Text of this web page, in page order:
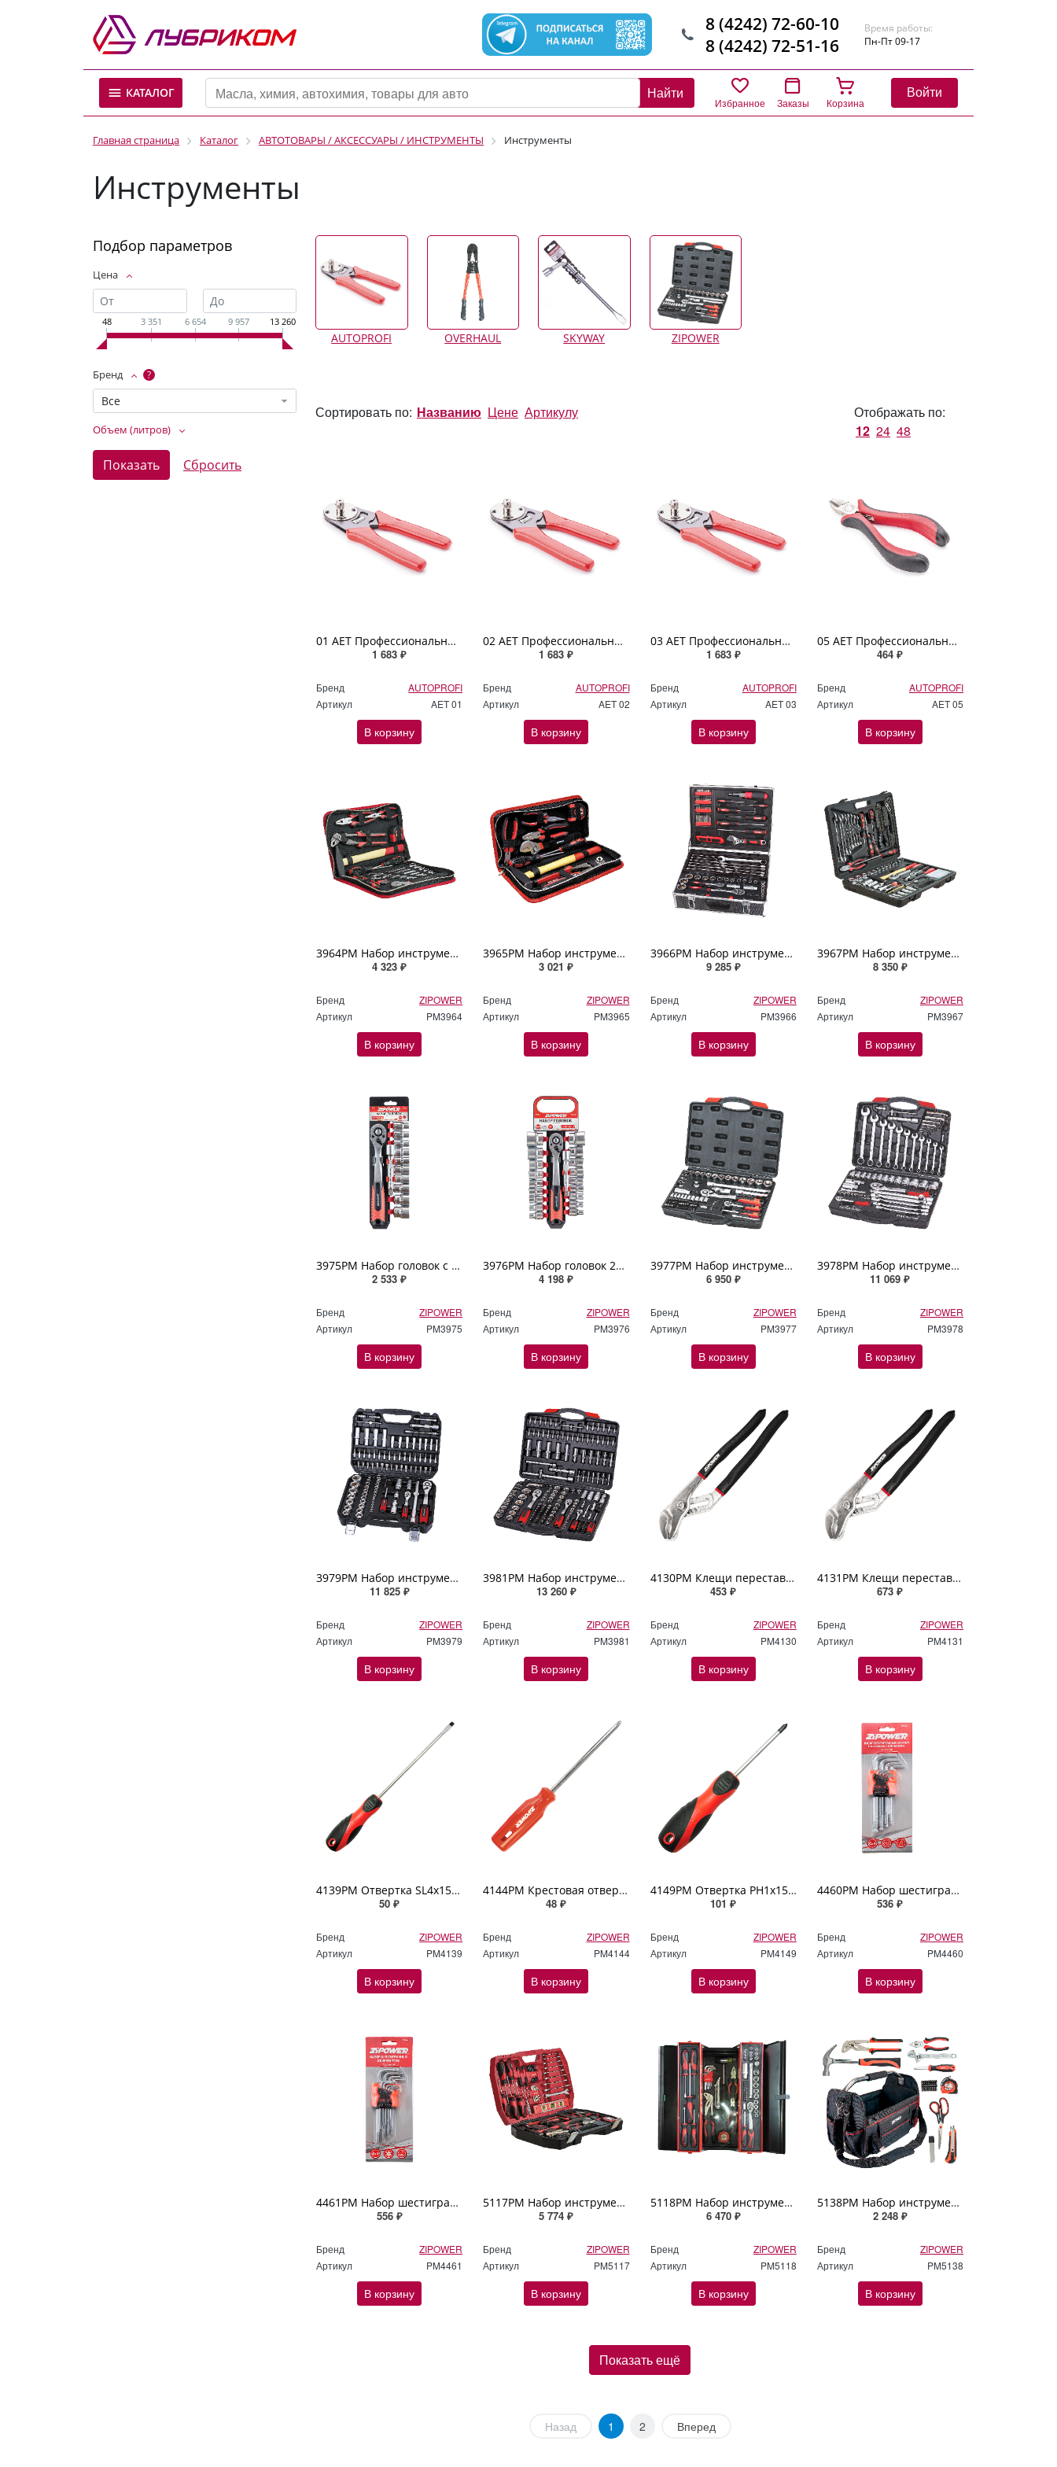
8 (4242) 72-60-10
8 (4242) 72-51-16
Время работы:
Пн-Пт 09-17
КАТАЛОГ Найти
Избранное Заказы Корзина
Войти
Главная страница Каталог АВТОТОВАРЫ / АКСЕССУАРЫ / ИНСТРУМЕНТЫ Инструменты
Инструменты
Подбор параметров
Цена
48 3 351 6 654 9 957 13 260
Бренд ?
Все
Объем (литров)
AUTOPROFI OVERHAUL SKYWAY ZIPOWER
Сортировать по: Названию Цене Артикулу
Отображать по:
12 24 48
01 AET Профессиональный инструмент «AUTOPROFI ELECTRICA» для обжима контактов AS серии
1 683 ₽
Бренд
AUTOPROFI
Артикул
AET 01
В корзину
02 AET Профессиональный инструмент «AUTOPROFI ELECTRICA» для обжима контактов AM серии
1 683 ₽
Бренд
AUTOPROFI
Артикул
AET 02
В корзину
03 AET Профессиональный инструмент «AUTOPROFI ELECTRICA» для обжима контактов AL серии
1 683 ₽
Бренд
AUTOPROFI
Артикул
AET 03
В корзину
05 AET Профессиональные кусачки «AUTOPROFI ELECTRICA» для электропроводки
464 ₽
Бренд
AUTOPROFI
Артикул
AET 05
В корзину
3964PM Набор инструмента, 23 предмета, Cr-V сталь ZIPOWER
4 323 ₽
Бренд
ZIPOWER
Артикул
PM3964
В корзину
3965PM Набор инструмента, 10 предметов, Cr-V сталь ZIPOWER
3 021 ₽
Бренд
ZIPOWER
Артикул
PM3965
В корзину
3966PM Набор инструмента, 96 предметов, Cr-V сталь ZIPOWER
9 285 ₽
Бренд
ZIPOWER
Артикул
PM3966
В корзину
3967PM Набор инструмента, 99 предметов, Cr-V сталь ZIPOWER
8 350 ₽
Бренд
ZIPOWER
Артикул
PM3967
В корзину
3975PM Набор головок с трещоткой 1/2", хром-ванадий, 12 шт. ZIPOWER
2 533 ₽
Бренд
ZIPOWER
Артикул
PM3975
В корзину
3976PM Набор головок 20 предметов ZIPOWER
4 198 ₽
Бренд
ZIPOWER
Артикул
PM3976
В корзину
3977PM Набор инструмента 72 предмета ZIPOWER
6 950 ₽
Бренд
ZIPOWER
Артикул
PM3977
В корзину
3978PM Набор инструмента 77 предметов ZIPOWER
11 069 ₽
Бренд
ZIPOWER
Артикул
PM3978
В корзину
3979PM Набор инструмента 94 предмета ZIPOWER
11 825 ₽
Бренд
ZIPOWER
Артикул
PM3979
В корзину
3981PM Набор инструмента 172 предмета ZIPOWER
13 260 ₽
Бренд
ZIPOWER
Артикул
PM3981
В корзину
4130PM Клещи переставные универсальные, 200 мм, ПВХ рукоятка ZIPOWER
453 ₽
Бренд
ZIPOWER
Артикул
PM4130
В корзину
4131PM Клещи переставные универсальные, 250 мм, ПВХ рукоятка ZIPOWER
673 ₽
Бренд
ZIPOWER
Артикул
PM4131
В корзину
4139PM Отвертка SL4x150мм ZIPOWER
50 ₽
Бренд
ZIPOWER
Артикул
PM4139
В корзину
4144PM Крестовая отвертка, PH0 x 75 мм ZIPOWER
48 ₽
Бренд
ZIPOWER
Артикул
PM4144
В корзину
4149PM Отвертка PH1х150мм ZIPOWER
101 ₽
Бренд
ZIPOWER
Артикул
PM4149
В корзину
4460PM Набор шестигранных ключей с шаровым окончанием HEX ZIPOWER
536 ₽
Бренд
ZIPOWER
Артикул
PM4460
В корзину
4461PM Набор шестигранных ключей TORX ZIPOWER
556 ₽
Бренд
ZIPOWER
Артикул
PM4461
В корзину
5117PM Набор инструмента, 61 предмет, Cr-V сталь ZIPOWER
5 774 ₽
Бренд
ZIPOWER
Артикул
PM5117
В корзину
5118PM Набор инструмента, 70 предметов, Cr-V сталь ZIPOWER
6 470 ₽
Бренд
ZIPOWER
Артикул
PM5118
В корзину
5138PM Набор инструмента бытовой, 47 предметов (в сумке), Cr-V сталь ZIPOWER
2 248 ₽
Бренд
ZIPOWER
Артикул
PM5138
В корзину
Показать ещё
Назад 1 2 Вперед